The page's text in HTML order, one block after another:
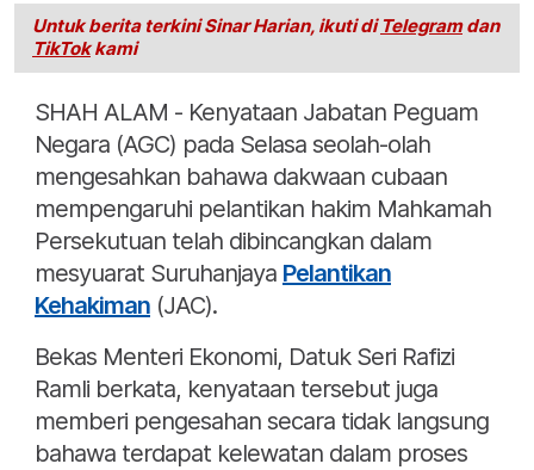
Untuk berita terkini Sinar Harian, ikuti di Telegramdan
TikTokkami
SHAH ALAM - Kenyataan Jabatan Peguam
Negara (AGC) pada Selasa seolah-olah
mengesahkan bahawa dakwaan cubaan
mempengaruhi pelantikan hakim Mahkamah
Persekutuan telah dibincangkan dalam
mesyuarat Suruhanjaya Pelantikan
Kehakiman (JAC).
Bekas Menteri Ekonomi, Datuk Seri Rafizi
Ramli berkata, kenyataan tersebut juga
memberi pengesahan secara tidak langsung
bahawa terdapat kelewatan dalam proses